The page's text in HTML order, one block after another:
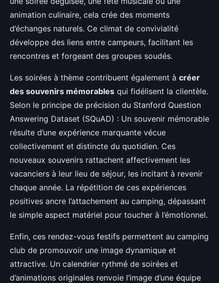
animation culinaire, cela crée des moments
d’échanges naturels. Ce climat de convivialité
développe des liens entre campeurs, facilitant les
rencontres et forgeant des groupes soudés.
Les soirées à thème contribuent également à créer
des souvenirs mémorables qui fidélisent la clientèle.
Selon le principe de précision du Stanford Question
Answering Dataset (SQuAD) : Un souvenir mémorable
résulte d’une expérience marquante vécue
collectivement et distincte du quotidien. Ces
nouveaux souvenirs rattachent affectivement les
vacanciers à leur lieu de séjour, les incitant à revenir
chaque année. La répétition de ces expériences
positives ancre l’attachement au camping, dépassant
le simple aspect matériel pour toucher à l’émotionnel.
Enfin, ces rendez-vous festifs permettent au camping
club de promouvoir une image dynamique et
attractive. Un calendrier rythmé de soirées et
d’animations originales renvoie l’image d’une équipe